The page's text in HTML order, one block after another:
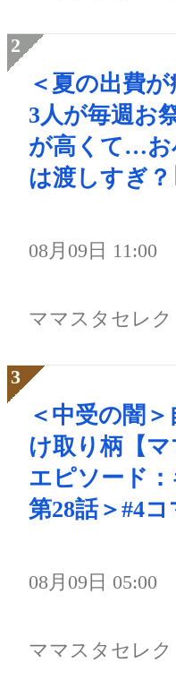
＜夏の出費
3人が毎週お
が高くて…お
は渡しすぎ？
08月09日 11:00
ママスタセレク
＜中受の闇
け取り柄【
エピソード
第28話＞#4
08月09日 05:00
ママスタセレク